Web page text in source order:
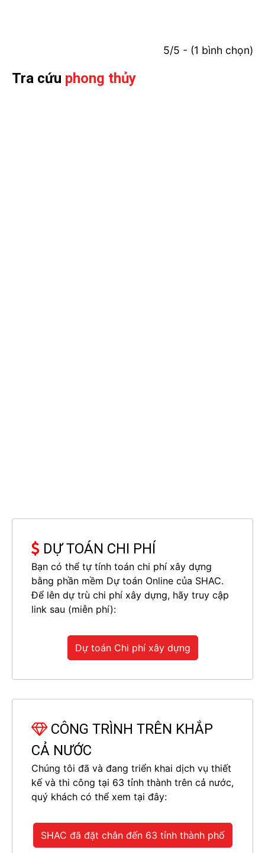
5/5 - (1 bình chọn)
Tra cứu phong thủy
DỰ TOÁN CHI PHÍ
Bạn có thể tự tính toán chi phí xây dựng
bằng phần mềm Dự toán Online của SHAC.
Để lên dự trù chi phí xây dựng, hãy truy cập
link sau (miễn phí):
Dự toán Chi phí xây dựng
CÔNG TRÌNH TRÊN KHẮP
CẢ NƯỚC
Chúng tôi đã và đang triển khai dịch vụ thiết
kế và thi công tại 63 tỉnh thành trên cả nước,
quý khách có thể xem tại đây:
SHAC đã đặt chân đến 63 tỉnh thành phố